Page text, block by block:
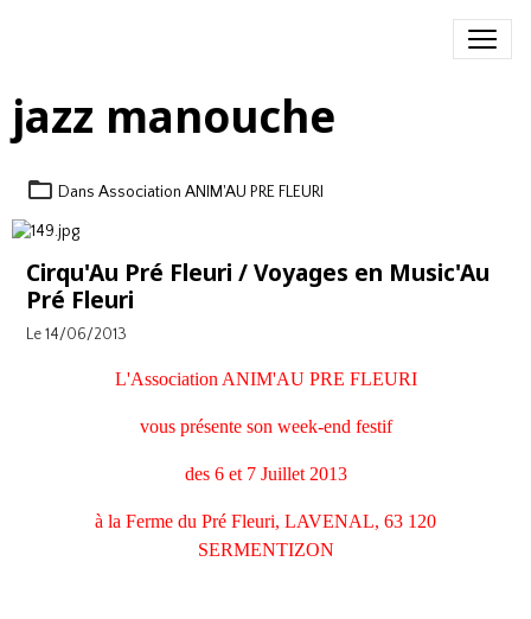
jazz manouche
Dans Association ANIM'AU PRE FLEURI
Cirqu'Au Pré Fleuri / Voyages en Music'Au
Pré Fleuri
Le 14/06/2013
L'Association ANIM'AU PRE FLEURI
vous présente son week-end festif
des 6 et 7 Juillet 2013
à la Ferme du Pré Fleuri, LAVENAL, 63 120
SERMENTIZON